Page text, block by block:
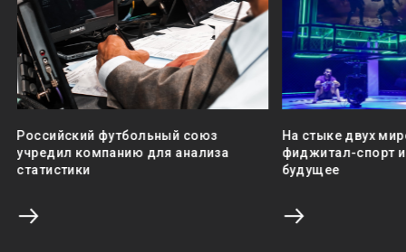
Российский футбольный союз
учредил компанию для анализа
статистики
На стыке двух
фиджитал-спорт
будущее